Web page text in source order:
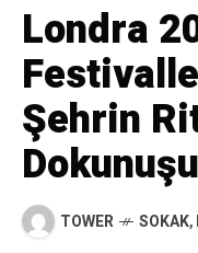
Londra
Şehrin
Dokunuşu
TOWER SOKAK,